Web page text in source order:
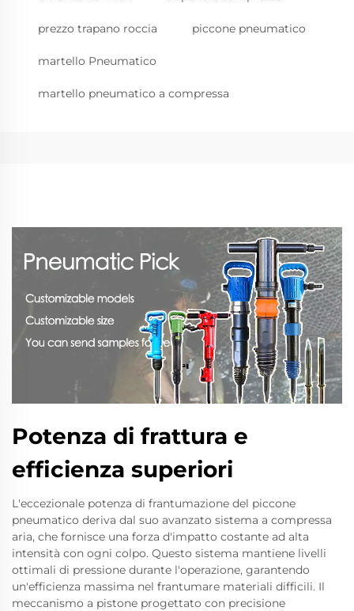
prezzo trapano roccia piccone pneumatico
martello Pneumatico
martello pneumatico a compressa
Potenza di frattura e
efficienza superiori
L'eccezionale potenza di frantumazione del piccone
pneumatico deriva dal suo avanzato sistema a compressa
aria, che fornisce una forza d'impatto costante ad alta
intensità con ogni colpo. Questo sistema mantiene livelli
ottimali di pressione durante l'operazione, garantendo
un'efficienza massima nel frantumare materiali difficili. Il
meccanismo a pistone progettato con precisione